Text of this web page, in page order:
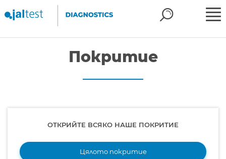
Покритие
ОТКРИЙТЕ ВСЯКО НАШЕ ПОКРИТИЕ
Цялото покритие